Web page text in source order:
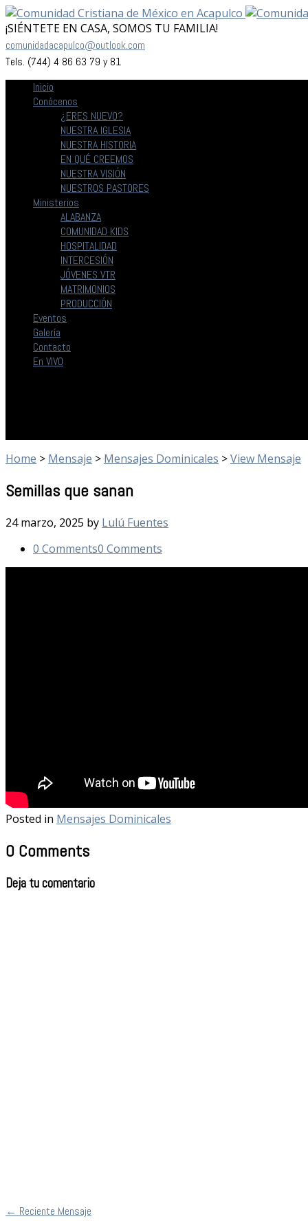
¡SIÉNTETE EN CASA, SOMOS TU FAMILIA!
comunidadacapulco@outlook.com
Tels. (744) 4 86 63 79 y 81
Inicio
Conócenos
¿ERES NUEVO?
NUESTRA IGLESIA
NUESTRA HISTORIA
EN QUÉ CREEMOS
NUESTRA VISIÓN
NUESTROS PASTORES
Ministerios
ALABANZA
COMUNIDAD KIDS
HOSPITALIDAD
INTERCESIÓN
JÓVENES VTR
MATRIMONIOS
PRODUCCIÓN
Eventos
Galería
Contacto
En VIVO
Home > Mensaje > Mensajes Dominicales >View Mensaje
Semillas que sanan
24 marzo, 2025 by Lulú Fuentes
0 Comments0 Comments
Posted in Mensajes Dominicales
0 Comments
Deja tu comentario
← Reciente Mensaje